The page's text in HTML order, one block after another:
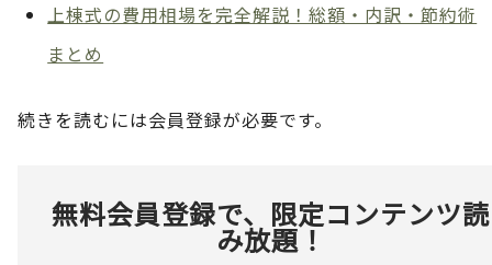
上棟式の費用相場を完全解説！総額・内訳・節約術
まとめ
続きを読むには会員登録が必要です。
無料会員登録で、限定コンテンツ読
み放題！